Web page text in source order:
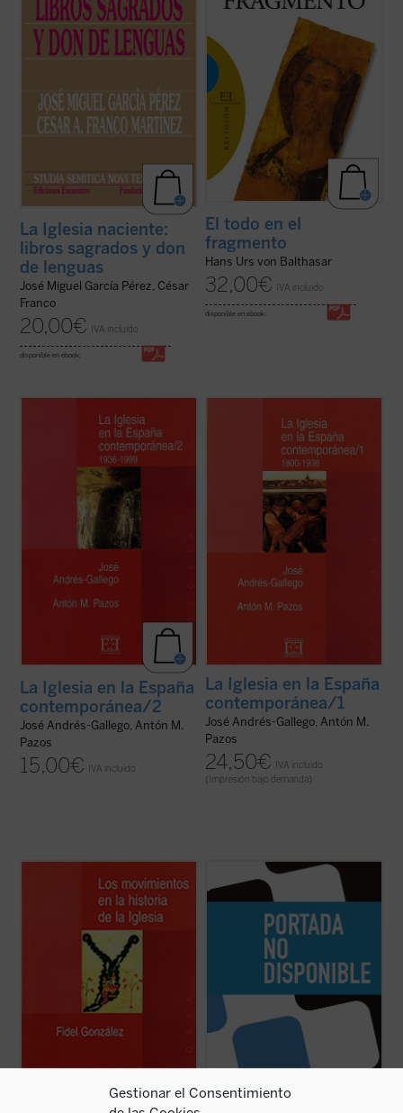
Gestionar el Consentimiento
últimos años del primer siglo de nuestra ...
(ver ficha)
La Iglesia naciente:
libros sagrados y don
de lenguas
José Miguel García Pérez, César
Franco
20,00€ IVA incluido
disponible en ebook:
bien, y fue referente ... (ver ficha)
El todo en el
fragmento
Hans Urs von Balthasar
32,00€ IVA incluido
disponible en ebook:
1999 ha visto a la Iglesia española en muy
cambiantes situaciones. Desde la
persecución religiosa durante la guerra
civil a las relaciones con la nueva
democracia, pasando por el
nacionalcatolicismo, las ...(ver ficha)
La Iglesia en la España
contemporánea/2
José Andrés-Gallego, Antón M.
Pazos
15,00€ IVA incluido
sobre la historia de la Iglesia católica en
España en los dos últimos siglos. Desde la
visión de una España universalmente
católica hasta la concepción de los siglos
XIX y XX ---con el lapso de las ...(ver ficha)
La Iglesia en la España
contemporánea/1
José Andrés-Gallego, Antón M.
Pazos
24,50€
IVA incluido
(Impresión bajo demanda)
momentos de crisis cultural y eclesial o en
los grandes momentos de cambios de
época, nos encontramos con lo que Hans
Urs von Balthasar llamaba los grandes
dones de santidad que Cristo regala a la ...